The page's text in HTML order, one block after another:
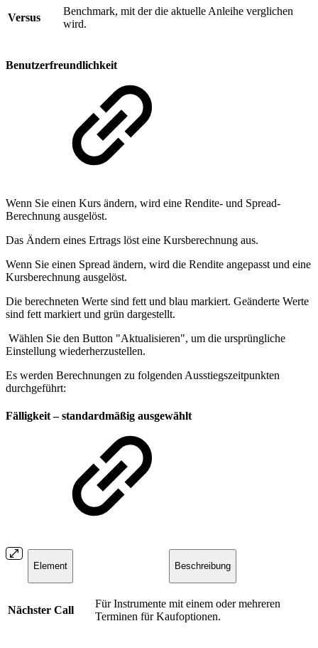
Versus
Benchmark, mit der die aktuelle Anleihe verglichen
wird.
Benutzerfreundlichkeit
Wenn Sie einen Kurs ändern, wird eine Rendite- und Spread-
Berechnung ausgelöst.
Das Ändern eines Ertrags löst eine Kursberechnung aus.
Wenn Sie einen Spread ändern, wird die Rendite angepasst und eine
Kursberechnung ausgelöst.
Die berechneten Werte sind fett und blau markiert. Geänderte Werte
sind fett markiert und grün dargestellt.
Wählen Sie den Button "Aktualisieren", um die ursprüngliche
Einstellung wiederherzustellen.
Es werden Berechnungen zu folgenden Ausstiegszeitpunkten
durchgeführt:
Fälligkeit – standardmäßig ausgewählt
Element Beschreibung
Nächster Call
Für Instrumente mit einem oder mehreren
Terminen für Kaufoptionen.